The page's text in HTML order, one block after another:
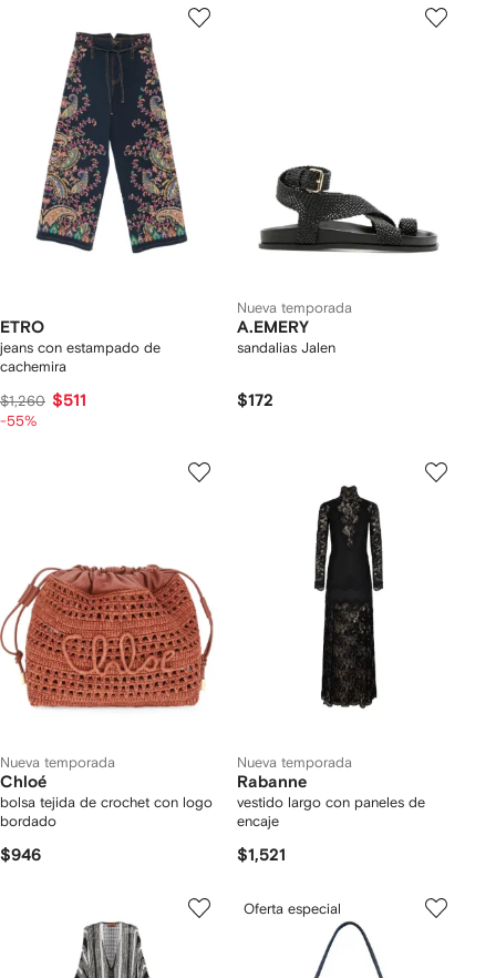
ETRO
jeans con estampado de
cachemira
$1,260 $511
-55%
Nueva temporada
A.EMERY
sandalias Jalen
$172
Nueva temporada
Chloé
bolsa tejida de crochet con logo
bordado
$946
Nueva temporada
Rabanne
vestido largo con paneles de
encaje
$1,521
Oferta especial